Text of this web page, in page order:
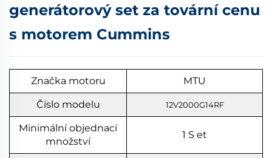
generátorový set za tovární cenu
s motorem Cummins
Značka motoru MTU
Číslo modelu 12V2000G14RF
Minimální objednací
množství
1 S et